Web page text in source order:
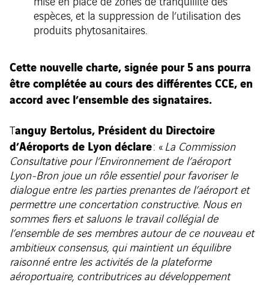
mise en place de zones de tranquillité des
espèces, et la suppression de l’utilisation des
produits phytosanitaires.
Cette nouvelle charte, signée pour 5 ans pourra
être complétée au cours des différentes CCE, en
accord avec l’ensemble des signataires.
Tanguy Bertolus, Président du Directoire
d’Aéroports de Lyon déclare: « La Commission
Consultative pour l’Environnement de l’aéroport
Lyon-Bron joue un rôle essentiel pour favoriser le
dialogue entre les parties prenantes de l’aéroport et
permettre une concertation constructive. Nous en
sommes fiers et saluons le travail collégial de
l’ensemble de ses membres autour de ce nouveau et
ambitieux consensus, qui maintient un équilibre
raisonné entre les activités de la plateforme
aéroportuaire, contributrices au développement